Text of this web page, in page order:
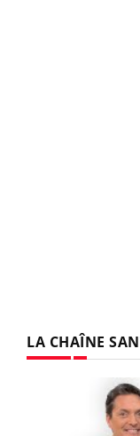
LA CHAÎNE